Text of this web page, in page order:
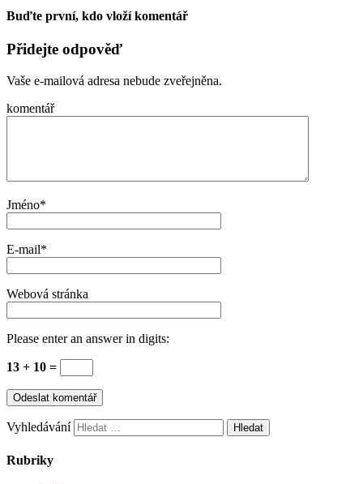
Buďte první, kdo vloží komentář
Přidejte odpověď
Vaše e-mailová adresa nebude zveřejněna.
komentář
Jméno*
E-mail*
Webová stránka
Please enter an answer in digits:
13 + 10 =
Vyhledávání
Rubriky